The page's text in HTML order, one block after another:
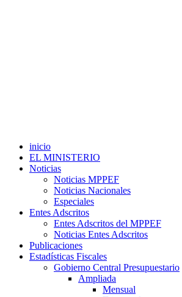
inicio
EL MINISTERIO
Noticias
Noticias MPPEF
Noticias Nacionales
Especiales
Entes Adscritos
Entes Adscritos del MPPEF
Noticias Entes Adscritos
Publicaciones
Estadísticas Fiscales
Gobierno Central Presupuestario
Ampliada
Mensual